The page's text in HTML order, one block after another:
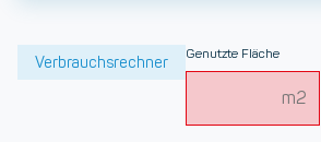
Verbrauchsrechner Genutzte Fläche